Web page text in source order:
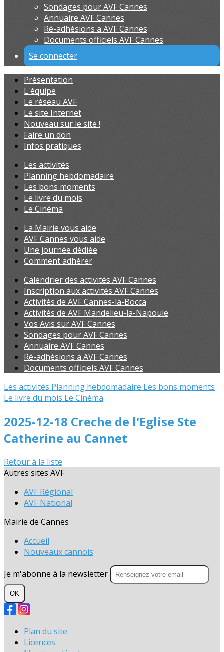
Sondages pour AVF Cannes
Annuaire AVF Cannes
Ré-adhésions a AVF Cannes
Documents officiels AVF Cannes
Se connecter
Présentation
L'équipe
Le réseau AVF
Le site Internet
Nouveau sur le site !
Faire un don
Infos pratiques
Les activités
Planning hebdomadaire
Les bons moments
Le livre du mois
Le Cinéma
La Mairie vous aide
AVF Cannes vous aide
Une journée dédiée
Comment adhérer
Calendrier des activités AVF Cannes
Inscription aux activités AVF Cannes
Activités de AVF Cannes-la-Bocca
Activités de AVF Mandelieu-la-Napoule
Vos Avis sur AVF Cannes
Sondages pour AVF Cannes
Annuaire AVF Cannes
Ré-adhésions a AVF Cannes
Documents officiels AVF Cannes
Les activités Planning hebdomadaire Les bons moments
Le livre du mois Le Cinéma
2025-12-18 Creche de l'Eglise Ste
Catherine au Cannet
Retour à la liste
Autres sites AVF
AVF Régional
AVF National
Mairie de Cannes
Accueil
Nouveaux cannois
Je m'abonne à la newsletter
OK
Plan du site
Licences